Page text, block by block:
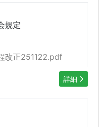
規定
改正251122.pdf
詳細